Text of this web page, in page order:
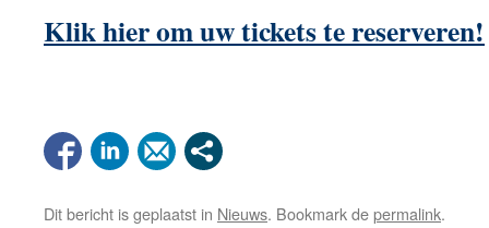
Klik hier om uw tickets te reserveren!
Dit bericht is geplaatst in Nieuws. Bookmark depermalink.